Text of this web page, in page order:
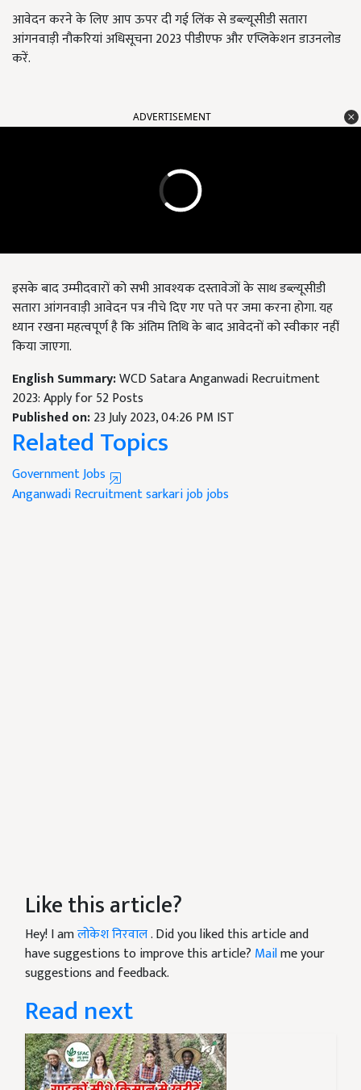
आवेदन करने के लिए आप ऊपर दी गई लिंक से डब्ल्यूसीडी सतारा
आंगनवाड़ी नौकरियां अधिसूचना 2023पीडीएफ और एप्लिकेशन डाउनलोड
करें.
ADVERTISEMENT
इसके बाद उम्मीदवारों को सभी आवश्यक दस्तावेजों के साथ डब्ल्यूसीडी
सतारा आंगनवाड़ी आवेदन पत्र नीचे दिए गए पते पर जमा करना होगा. यह
ध्यान रखना महत्वपूर्ण है कि अंतिम तिथि के बाद आवेदनों को स्वीकार नहीं
किया जाएगा.
English Summary:WCD Satara Anganwadi Recruitment
2023: Apply for 52 Posts
Published on:23 July 2023, 04:26 PM IST
Related Topics
Government Jobs
Anganwadi Recruitmentsarkari jobjobs
Like this article?
Hey! I amलोकेश निरवाल. Did you liked this article and
have suggestions to improve this article? Mailme your
suggestions and feedback.
Read next